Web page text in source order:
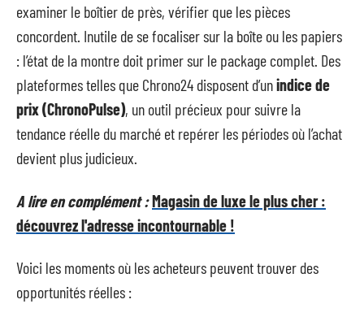
examiner le boîtier de près, vérifier que les pièces
concordent. Inutile de se focaliser sur la boîte ou les papiers
: l’état de la montre doit primer sur le package complet. Des
plateformes telles que Chrono24 disposent d’unindice de
prix (ChronoPulse), un outil précieux pour suivre la
tendance réelle du marché et repérer les périodes où l’achat
devient plus judicieux.
A lire en complément :Magasin de luxe le plus cher :
découvrez l'adresse incontournable !
Voici les moments où les acheteurs peuvent trouver des
opportunités réelles :